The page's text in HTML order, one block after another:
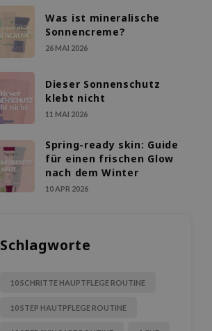
Was ist mineralische
Sonnencreme?
26 MAI 2026
Dieser Sonnenschutz
klebt nicht
11 MAI 2026
Spring-ready skin: Guide
für einen frischen Glow
nach dem Winter
10 APR 2026
Schlagworte
10 SCHRITTE HAUPTFLEGE ROUTINE
10 STEP HAUTPFLEGE ROUTINE